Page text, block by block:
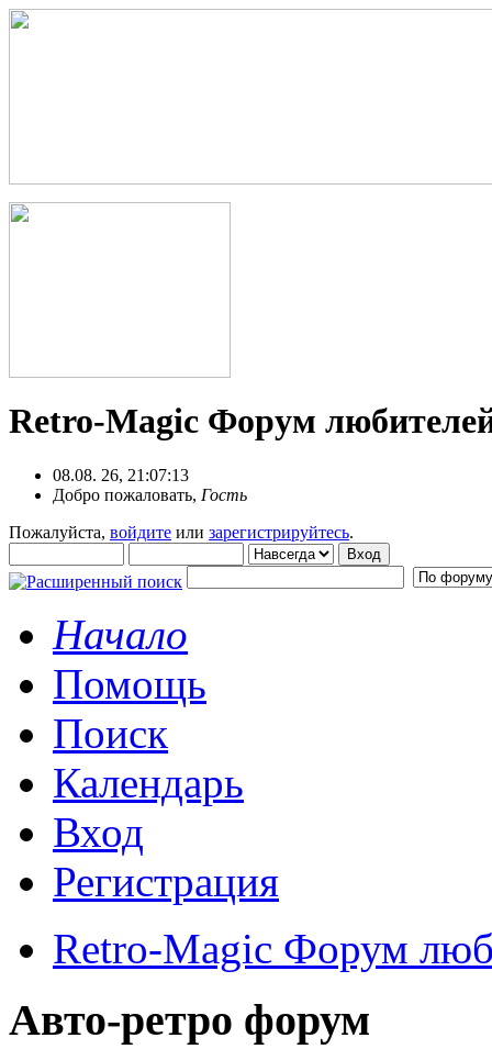
Retro-Magic Форум
08.08. 26, 21:07:13
Добро пожаловать, Гость
Пожалуйста, войдите или зарегистрируйтесь.
Начало
Помощь
Поиск
Календарь
Вход
Регистрация
Retro-Magic Форум
Авто-ретро форум